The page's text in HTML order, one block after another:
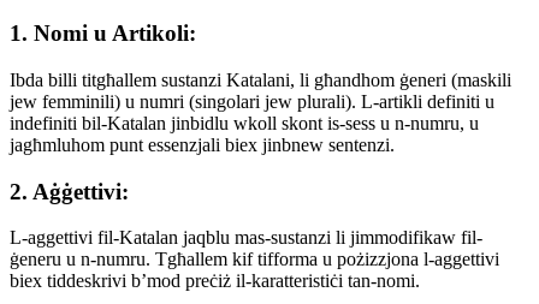
1. Nomi u Artikoli:
Ibda billi titgħallem sustanzi Katalani, li għandhom ġeneri (maskili
jew femminili) u numri (singolari jew plurali). L-artikli definiti u
indefiniti bil-Katalan jinbidlu wkoll skont is-sess u n-numru, u
jagħmluhom punt essenzjali biex jinbnew sentenzi.
2. Aġġettivi:
L-aggettivi fil-Katalan jaqblu mas-sustanzi li jimmodifikaw fil-
ġeneru u n-numru. Tgħallem kif tifforma u pożizzjona l-aggettivi
biex tiddeskrivi b’mod preċiż il-karatteristiċi tan-nomi.